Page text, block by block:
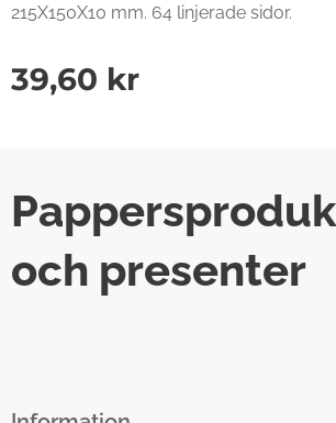
215X150X10 mm. 64 linjerade sidor.
39,60 kr
och presenter